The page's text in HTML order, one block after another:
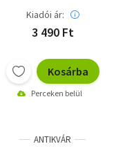
Kiadói ár:
3 490 Ft
Kosárba
Perceken belül
ANTIKVÁR